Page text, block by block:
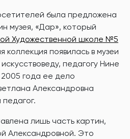
была предложена
музея, «Дар», который
Художественной школе №5
коллекция появилась в музеи
педагогу Нине
года ее дело
Александровна
лишь часть картин,
Александровной. Это